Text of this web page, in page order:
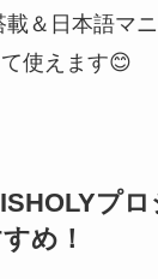
＆日本語マ
使えます😊
プ
め！